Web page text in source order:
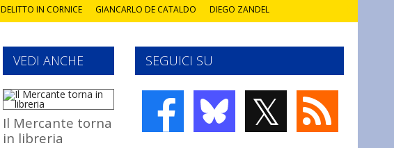
DELITTO IN CORNICE GIANCARLO DE CATALDO DIEGO ZANDEL
SEGUICI SU
𝕏
VEDI ANCHE
Il Mercante torna
in libreria